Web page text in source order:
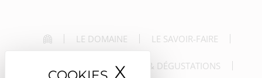
X Masquer le
LE DOMAINE LE SAVOIR-FAIRE
LES VISITES & DÉGUSTATIONS